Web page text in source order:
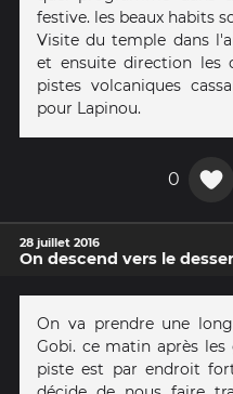
festive. les beaux habits
Visite du temple dans
et ensuite direction les
pistes volcaniques
pour Lapinou.
0
28 juillet 2016
On descend vers le
On va prendre une
Gobi. ce matin après les
piste est par endroit